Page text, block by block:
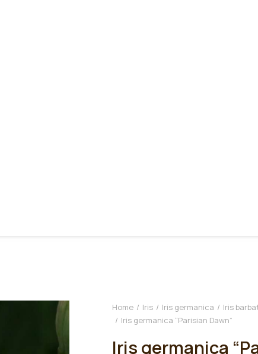
Home Iris Iris germanica
Iris
Iris germanica “Parisian Dawn”
Iris germanica